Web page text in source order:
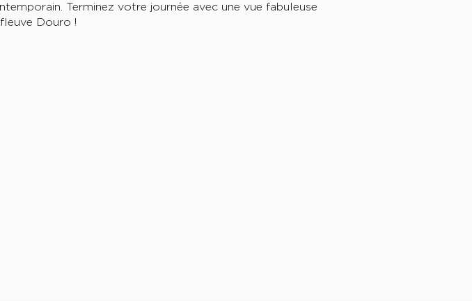
Terminez votre journée avec une vue fabuleuse
Douro !